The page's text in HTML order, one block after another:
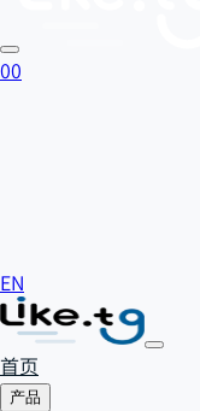
00
EN
首页
产品